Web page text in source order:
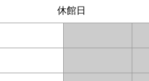
休館日